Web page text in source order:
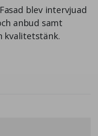
blev intervjuad
anbud samt
kvalitetstänk.